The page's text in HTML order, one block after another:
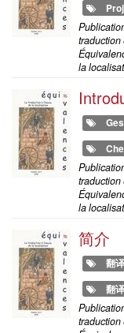
traduction
la
traduction
la
简介
翻
翻
traduction